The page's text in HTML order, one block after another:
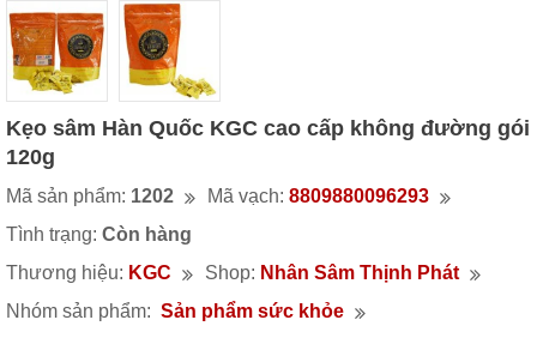
Kẹo sâm Hàn Quốc KGC cao cấp không đường gói
120g
Mã sản phẩm: 1202 Mã vạch: 8809880096293
Tình trạng: Còn hàng
Thương hiệu: KGC Shop: Nhân Sâm Thịnh Phát
Nhóm sản phẩm: Sản phẩm sức khỏe